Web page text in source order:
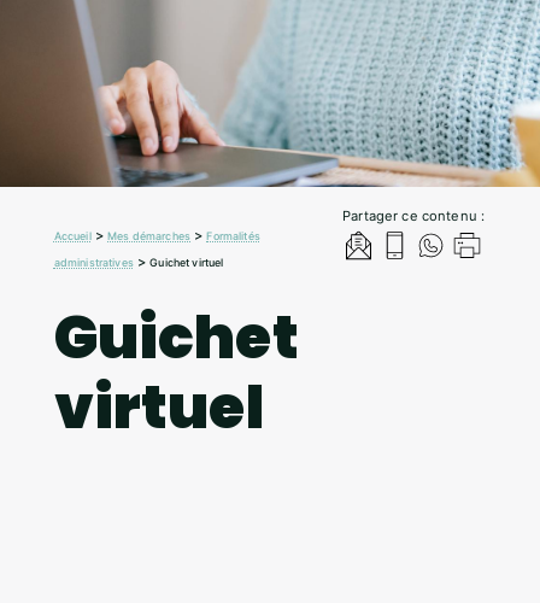
Partager ce contenu :
Accueil>Mes démarches >Formalités
administratives>Guichet virtuel
Guichet
virtuel